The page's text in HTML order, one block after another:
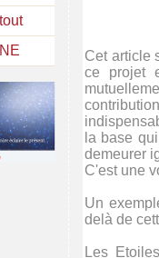
Cet article
ce projet
la base
demeurer
C'est une
Un
delà de
Les